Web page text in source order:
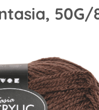
50G/